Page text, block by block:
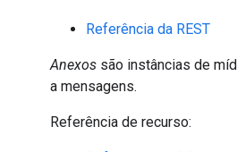
Referência da REST
Anexos são instâncias de
a mensagens.
Referência de recurso: